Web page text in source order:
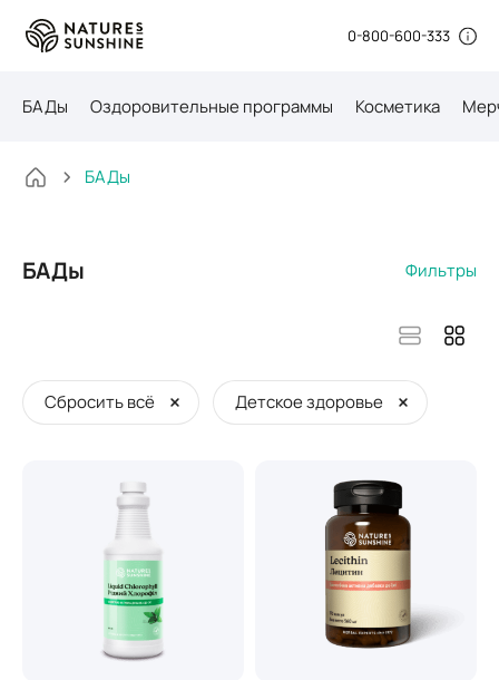
0-800-600-333
БАДы Оздоровительные программы Косметика
БАДы
БАДы Фильтры
Сбросить всё Детское здоровье